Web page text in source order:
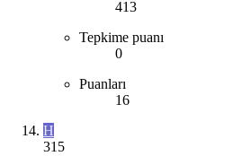
413
Tepkime puanı
0
Puanları
16
H
315